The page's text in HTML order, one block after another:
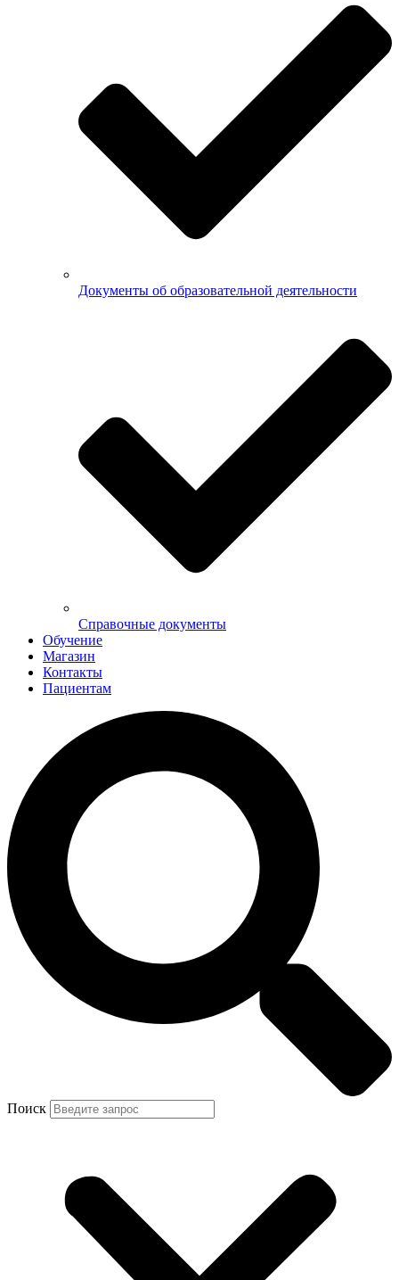
Документы об образовательной деятельности
Справочные документы
Обучение
Магазин
Контакты
Пациентам
Поиск